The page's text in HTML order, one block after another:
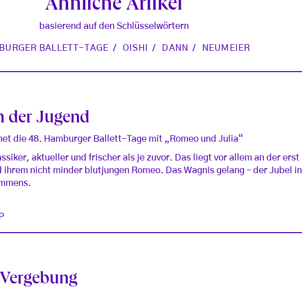
Ähnliche Artikel
basierend auf den Schlüsselwörtern
BALLETT-TAGE OISHI DANN NEUMEIER
der Jugend
die 48. Hamburger Ballett-Tage mit „Romeo und Julia“
aktueller und frischer als je zuvor. Das liegt vor allem an der erst
nicht minder blutjungen Romeo. Das Wagnis gelang – der Jubel in